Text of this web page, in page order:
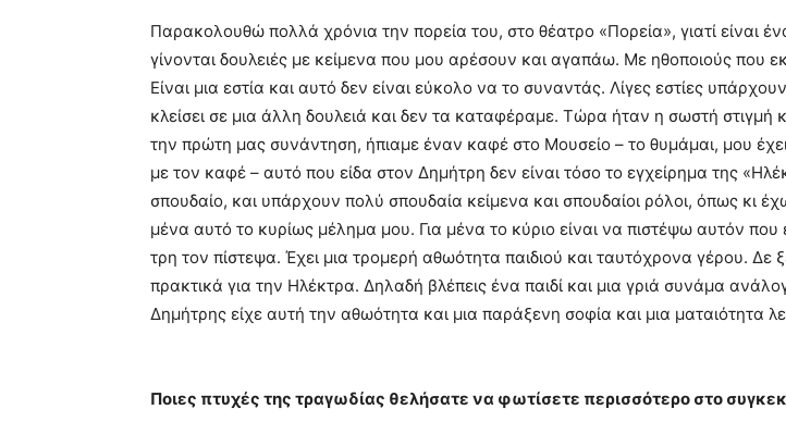
Παρακολουθώ πολλά χρόνια την πορεία του, στο θέατρο «Πορεία», γιατί είναι
γίνονται δουλειές με κείμενα που μου αρέσουν και αγαπάω. Με ηθοποιούς που
Είναι μια εστία και αυτό δεν είναι εύκολο να το συναντάς. Λίγες εστίες
κλείσει σε μια άλλη δουλειά και δεν τα καταφέραμε. Τώρα ήταν η σωστή
την πρώτη μας συνάντηση, ήπιαμε έναν καφέ στο Μουσείο – το θυμάμαι, μου
με τον καφέ – αυτό που είδα στον Δημήτρη δεν είναι τόσο το εγχείρημα της
σπουδαίο, και υπάρχουν πολύ σπουδαία κείμενα και σπουδαίοι ρόλοι, όπως κι
μένα αυτό το κυρίως μέλημα μου. Για μένα το κύριο είναι να πιστέψω αυτόν
τρη τον πίστεψα. Έχει μια τρομερή αθωότητα παιδιού και ταυτόχρονα γέρου. Δε
πρακτικά για την Ηλέκτρα. Δηλαδή βλέπεις ένα παιδί και μια γριά συνάμα
Δημήτρης είχε αυτή την αθωότητα και μια παράξενη σοφία και μια ματαιότητα
Ποιες πτυχές της τραγωδίας θελήσατε να φωτίσετε περισσότερο στο